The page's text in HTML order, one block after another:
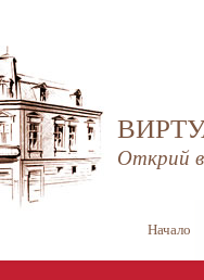
Открий
Начало